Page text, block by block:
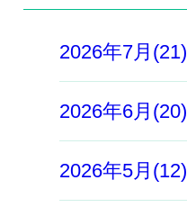
2026年7月(21)
2026年6月(20)
2026年5月(12)